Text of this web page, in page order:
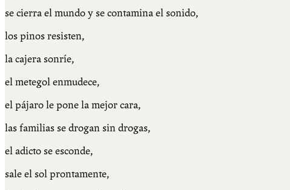
se cierra el mundo y se contamina el sonido,
los pinos resisten,
la cajera sonríe,
el metegol enmudece,
el pájaro le pone la mejor cara,
las familias se drogan sin drogas,
el adicto se esconde,
sale el sol prontamente,